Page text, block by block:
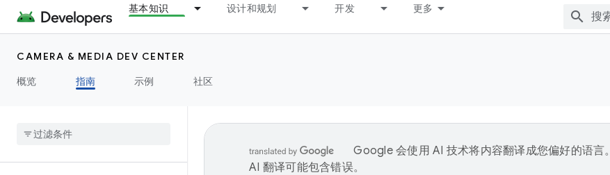
基本知识 设计和规划 开发 更多
CAMERA & MEDIA DEV CENTER
概览
指南 示例 社区
Google 会使用 AI 技术将内容翻译成您偏好的语言。
AI 翻译可能包含错误。